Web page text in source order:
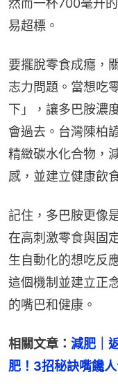
然而一杯700毫升
易超標。
要擺脫零食成癮，
志力問題。當想吃
下」，讓多巴胺濃
會過去。台灣陳柏
精緻碳水化合物，
感，並建立健康飲
記住，多巴胺更像
在高刺激零食與固
生自動化的想吃反
這個機制並建立正
的嘴巴和健康。
相關文章： 減肥｜
肥！3招秘訣嘴饞